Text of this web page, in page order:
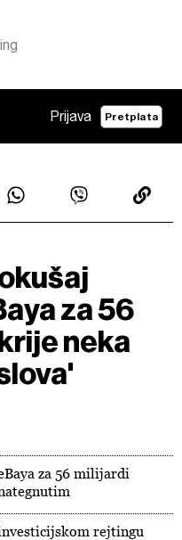
Prijava Pretplata
za 56
neka
za 56 milijardi
rejtingu